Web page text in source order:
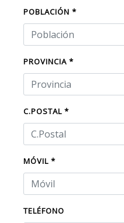
POBLACIÓN *
PROVINCIA *
C.POSTAL *
MÓVIL *
TELÉFONO